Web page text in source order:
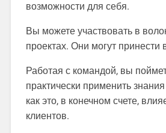
возможности для себя.
Вы можете участвовать в
проектах. Они могут принести
Работая с командой, вы
практически применить
как это, в конечном счете,
клиентов.